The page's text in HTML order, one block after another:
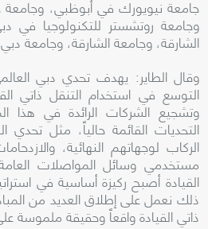
جامعة نيويورك في أبوظبي، وجامعة
وجامعة روتشستر للتكنولوجيا في
الشارقة، وجامعة الشارقة، وجامعة
وقال الطاير: يهدف تحدي دبي
التوسع في استخدام التنقل ذاتي
وتشجيع الشركات الرائدة في هذا
التحديات القائمة حالياً، مثل تحدي
الركاب لوجهاتهم النهائية،
مستخدمي وسائل المواصلات
القيادة أصبح ركيزة أساسية في
ذلك نعمل على إطلاق العديد من
ذاتي القيادة واقعاً وحقيقة ملموسة